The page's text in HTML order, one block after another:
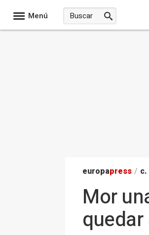
Menú
europapress /
Mor